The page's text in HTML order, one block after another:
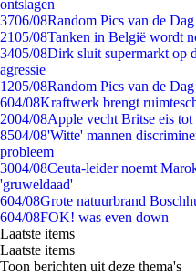
ontslagen
3706/08Random Pics van de
2105/08Tanken in België wordt
3405/08Dirk sluit supermarkt op
agressie
1205/08Random Pics van de
604/08Kraftwerk brengt
2004/08Apple vecht Britse eis
8504/08'Witte' mannen
probleem
3004/08Ceuta-leider noemt
'gruweldaad'
604/08Grote natuurbrand
604/08FOK! was even down
Laatste items
Laatste items
Toon berichten uit deze thema's